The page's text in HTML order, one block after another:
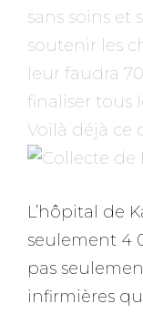
sans soins et
soutenir les
leur faudra
finaliser tous
Voilà déjà ce
L’hôpital de
seulement 4
pas
infirmières